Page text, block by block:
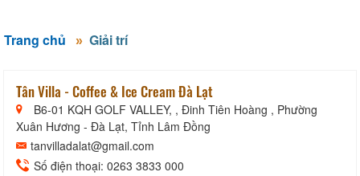
Trang chủ Giải trí
Tân Villa - Coffee & Ice Cream Đà Lạt
B6-01 KQH GOLF VALLEY, , Đinh Tiên Hoàng , Phường
Xuân Hương - Đà Lạt, Tỉnh Lâm Đồng
tanvilladalat@gmail.com
Số điện thoại: 0263 3833 000